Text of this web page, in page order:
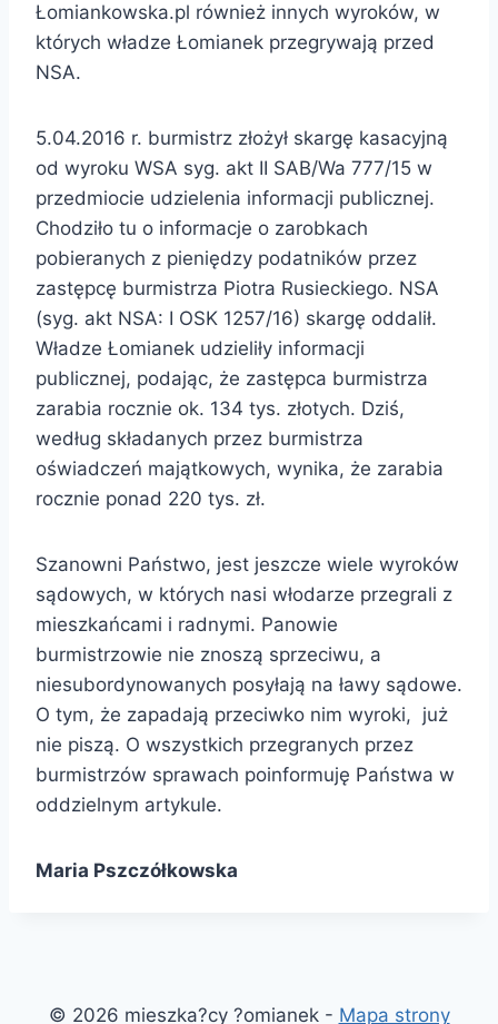
Łomiankowska.pl również innych wyroków, w
których władze Łomianek przegrywają przed
NSA.
5.04.2016 r. burmistrz złożył skargę kasacyjną
od wyroku WSA syg. akt II SAB/Wa 777/15 w
przedmiocie udzielenia informacji publicznej.
Chodziło tu o informacje o zarobkach
pobieranych z pieniędzy podatników przez
zastępcę burmistrza Piotra Rusieckiego. NSA
(syg. akt NSA: I OSK 1257/16) skargę oddalił.
Władze Łomianek udzieliły informacji
publicznej, podając, że zastępca burmistrza
zarabia rocznie ok. 134 tys. złotych. Dziś,
według składanych przez burmistrza
oświadczeń majątkowych, wynika, że zarabia
rocznie ponad 220 tys. zł.
Szanowni Państwo, jest jeszcze wiele wyroków
sądowych, w których nasi włodarze przegrali z
mieszkańcami i radnymi. Panowie
burmistrzowie nie znoszą sprzeciwu, a
niesubordynowanych posyłają na ławy sądowe.
O tym, że zapadają przeciwko nim wyroki, już
nie piszą. O wszystkich przegranych przez
burmistrzów sprawach poinformuję Państwa w
oddzielnym artykule.
Maria Pszczółkowska
© 2026 mieszka?cy ?omianek - Mapa strony